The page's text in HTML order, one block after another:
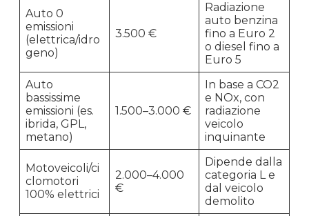
Auto 0
emissioni
(elettrica/idro
geno)
3.500 €
Radiazione
auto benzina
fino a Euro 2
o diesel fino a
Euro 5
Auto
bassissime
emissioni (es.
ibrida, GPL,
metano)
1.500–3.000 €
In base a CO2
e NOx, con
radiazione
veicolo
inquinante
Motoveicoli/ci
clomotori
100% elettrici
2.000–4.000
€
Dipende dalla
categoria L e
dal veicolo
demolito